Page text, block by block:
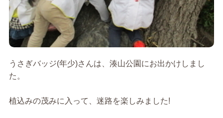
うさぎバッジ(年少)さんは、湊山公園にお出かけしまし
た。
植込みの茂みに入って、迷路を楽しみました!